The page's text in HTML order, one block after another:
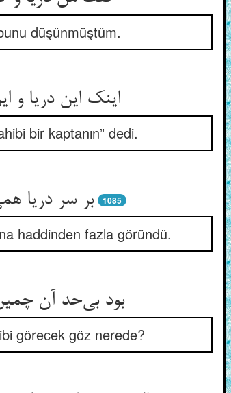
düşünmüştüm.
اینک این دریا و این کشتی و من ** مرد کشتیبان و اهل و رایزن‌‌
bir kaptanın” dedi.
بر سر دریا 1085
haddinden fazla göründü.
بود بی‌‌حد آن
görecek göz nerede?